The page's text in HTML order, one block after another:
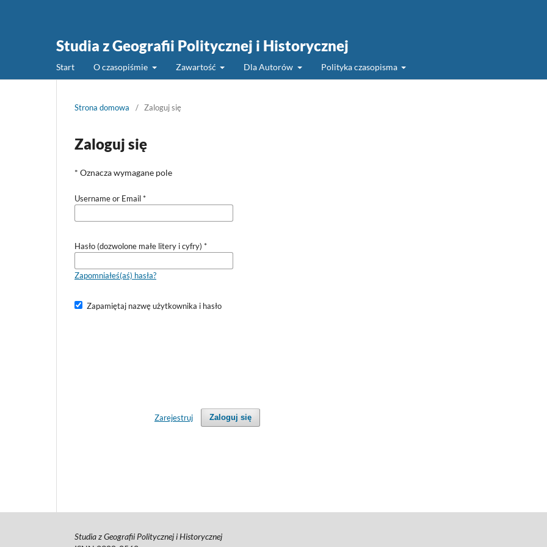
Studia z Geografii Politycznej i Historycznej
Start O czasopiśmie Zawartość Dla Autorów Polityka czasopisma
Strona domowa / Zaloguj się
Zaloguj się
* Oznacza wymagane pole
Username or Email*
Hasło (dozwolone małe litery i cyfry) *
Zapomniałeś(aś) hasła?
Zapamiętaj nazwę użytkownika i hasło
Zaloguj się
Zarejestruj
Studia z Geografii Politycznej i Historycznej